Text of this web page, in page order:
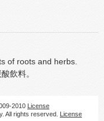
of roots and herbs.
飲料。
2010 License
All rights reserved. License